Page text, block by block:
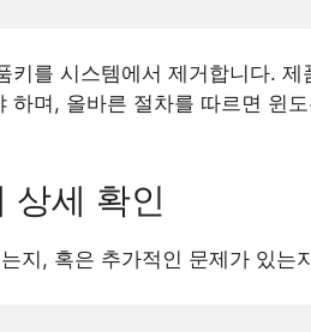
키를 시스템에서 제거합니다.
하며, 올바른 절차를 따르면 윈
상세 확인
지, 혹은 추가적인 문제가 있는